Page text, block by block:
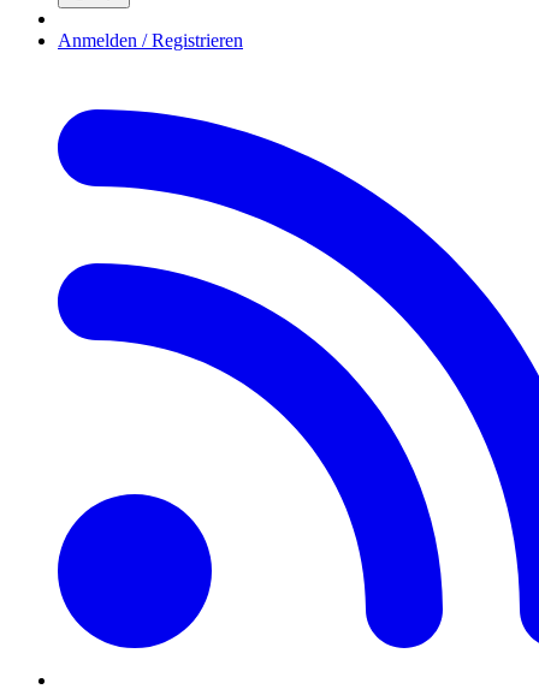
Anmelden / Registrieren